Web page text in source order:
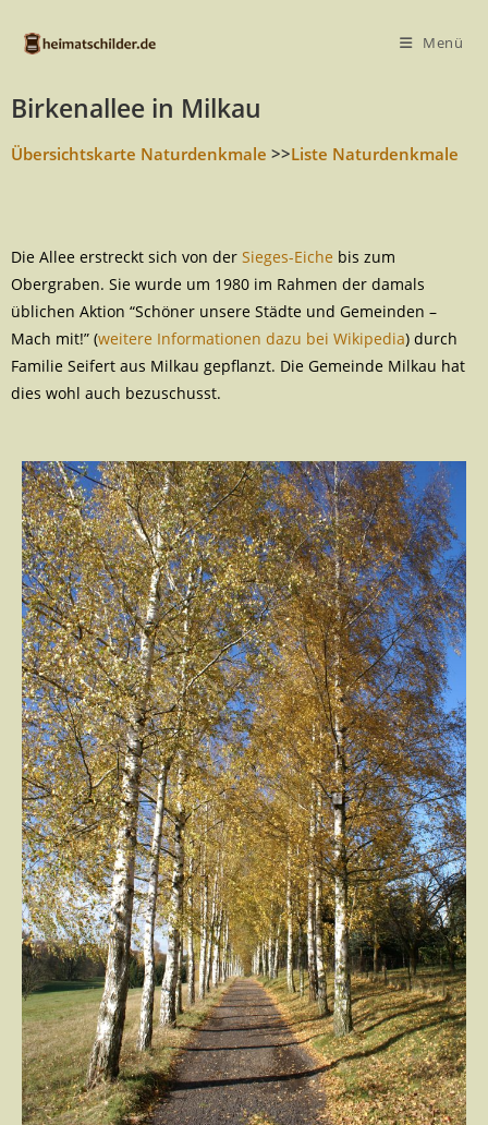
Menü
Birkenallee in Milkau
Übersichtskarte Naturdenkmale >>Liste Naturdenkmale
Die Allee erstreckt sich von der Sieges-Eiche bis zum
Obergraben. Sie wurde um 1980 im Rahmen der damals
üblichen Aktion “Schöner unsere Städte und Gemeinden –
Mach mit!” (weitere Informationen dazu bei Wikipedia) durch
Familie Seifert aus Milkau gepflanzt. Die Gemeinde Milkau hat
dies wohl auch bezuschusst.